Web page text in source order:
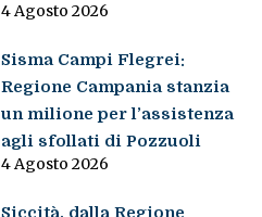
4 Agosto 2026
Sisma Campi Flegrei:
Regione Campania stanzia
un milione per l’assistenza
agli sfollati di Pozzuoli
4 Agosto 2026
Siccità, dalla Regione